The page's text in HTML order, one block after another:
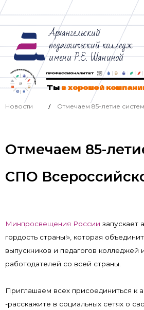
Архангельский
педагогический колледж
имени Р.Е. Шаниной
Тыв хорошей
Новости / Отмечаем 85-летие
Отмечаем 85-
СПО
Минпросвещения России запускает
гордость страны!», которая
выпускников и педагогов колледжей
работодателей со всей страны.
Приглашаем всех присоединиться к
-расскажите в социальных сетях о